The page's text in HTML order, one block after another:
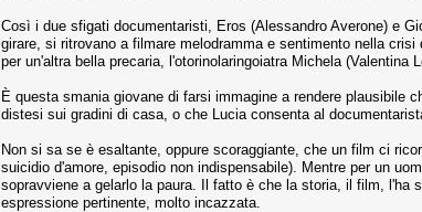
Così i due sfigati documentaristi, Eros (Alessandro Averone) e
girare, si ritrovano a filmare melodramma e sentimento nella
per un'altra bella precaria, l'otorinolaringoiatra Michela
È questa smania giovane di farsi immagine a rendere plausibile
distesi sui gradini di casa, o che Lucia consenta al
Non si sa se è esaltante, oppure scoraggiante, che un film ci
suicidio d'amore, episodio non indispensabile). Mentre per un
sopravviene a gelarlo la paura. Il fatto è che la storia, il film, l'ha
espressione pertinente, molto incazzata.